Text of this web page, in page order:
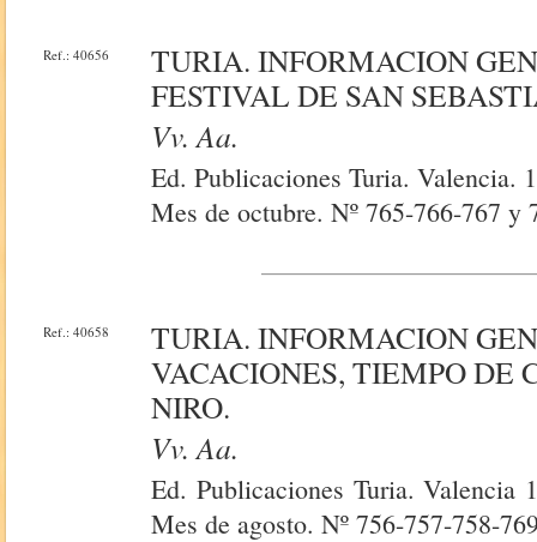
Ref.: 40656
TURIA. INFORMACION
FESTIVAL DE SAN
Vv. Aa.
Ed. Publicaciones Turia. Valencia.
Mes de octubre. Nº 765-766-767 y
Ref.: 40658
TURIA. INFORMACION
VACACIONES, TIEMPO DE
NIRO.
Vv. Aa.
Ed. Publicaciones Turia. Valencia
Mes de agosto. Nº 756-757-758-